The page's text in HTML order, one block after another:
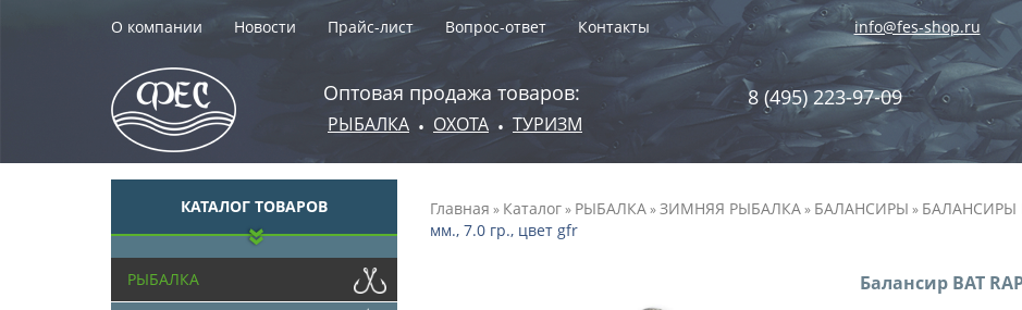
О компании Новости Прайс-лист Вопрос-ответ Контакты info@fes-shop.ru
Оптовая продажа товаров:
РЫБАЛКА • ОХОТА • ТУРИЗМ
8 (495) 223-97-09
КАТАЛОГ ТОВАРОВ
РЫБАЛКА
Главная » Каталог» РЫБАЛКА»ЗИМНЯЯ РЫБАЛКА» БАЛАНСИРЫ » БАЛАНСИРЫ
мм., 7.0 гр., цвет gfr
Балансир BAT